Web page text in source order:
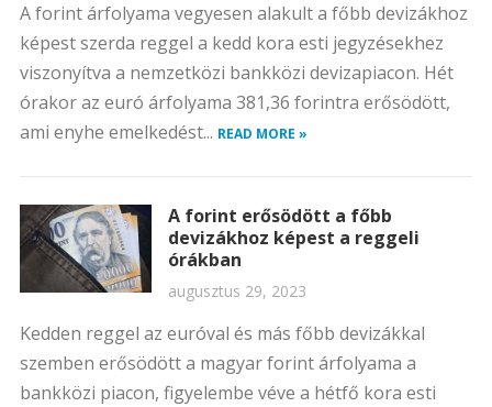
A forint árfolyama vegyesen alakult a főbb devizákhoz
képest szerda reggel a kedd kora esti jegyzésekhez
viszonyítva a nemzetközi bankközi devizapiacon. Hét
órakor az euró árfolyama 381,36 forintra erősödött,
ami enyhe emelkedést... READ MORE »
A forint erősödött a főbb
devizákhoz képest a reggeli
órákban
augusztus 29, 2023
Kedden reggel az euróval és más főbb devizákkal
szemben erősödött a magyar forint árfolyama a
bankközi piacon, figyelembe véve a hétfő kora esti